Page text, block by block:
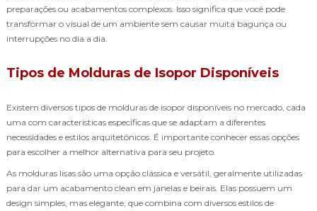
preparações ou acabamentos complexos. Isso significa que você pode
transformar o visual de um ambiente sem causar muita bagunça ou
interrupções no dia a dia.
Tipos de Molduras de Isopor Disponíveis
Existem diversos tipos de molduras de isopor disponíveis no mercado, cada
uma com características específicas que se adaptam a diferentes
necessidades e estilos arquitetônicos. É importante conhecer essas opções
para escolher a melhor alternativa para seu projeto.
As molduras lisas são uma opção clássica e versátil, geralmente utilizadas
para dar um acabamento clean em janelas e beirais. Elas possuem um
design simples, mas elegante, que combina com diversos estilos de